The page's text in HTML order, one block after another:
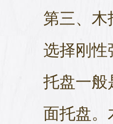
第三、
选择刚
托盘一
面托盘